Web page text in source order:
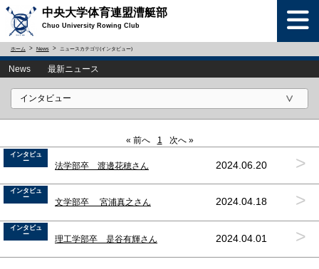
中央大学体育連盟漕艇部
Chuo University Rowing Club
ホーム News ニュースカテゴリ(インタビュー)
News 最新ニュース
« 前へ 1 次へ »
インタビュ
ー
法学部卒 渡邊花穂さん 2024.06.20 >
インタビュ
ー
文学部卒 宮浦真之さん 2024.04.18 >
インタビュ
ー
理工学部卒 是谷有輝さん 2024.04.01 >